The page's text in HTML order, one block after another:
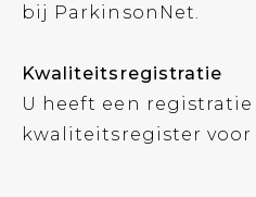
bij ParkinsonNet.
Kwaliteitsregistratie
U heeft een registratie
kwaliteitsregister